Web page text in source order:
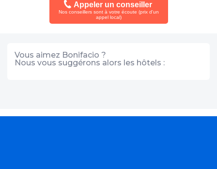
Appeler un conseiller
Nos conseillers sont à votre écoute (prix d'un
appel local)
Vous aimez Bonifacio ?
Nous vous suggérons alors les hôtels :